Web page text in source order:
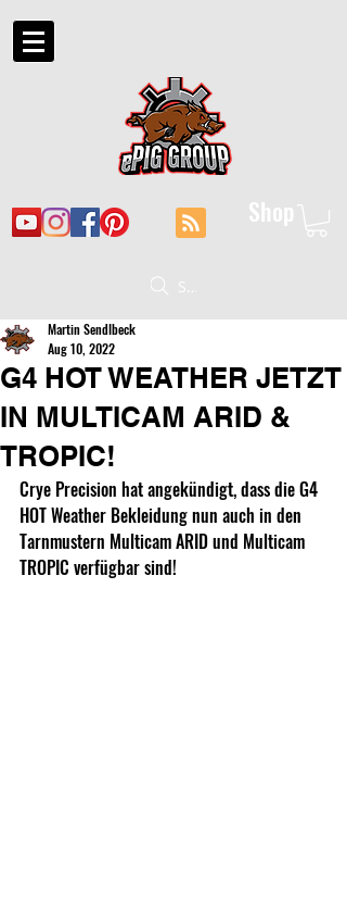
Shop
Suche
G4 HOT WEATHER JETZT
IN MULTICAM ARID &
TROPIC!
Martin Sendlbeck
Aug 10, 2022
Crye Precision hat angekündigt, dass die G4
HOT Weather Bekleidung nun auch in den
Tarnmustern Multicam ARID und Multicam
TROPIC verfügbar sind!